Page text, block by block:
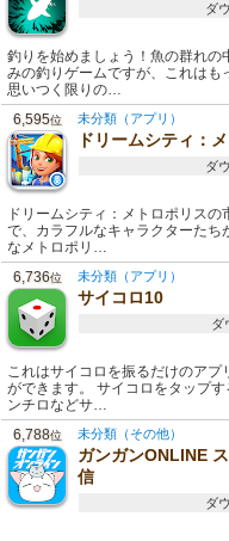
ダ
釣りを始めましょう！魚の群れの
みの釣りゲームですが、これはも
思いつく限りの…
6,595位 未分類（アプリ）
ドリームシティ：
ダ
ドリームシティ：メトロポリス
で、カラフルなキャラクターた
なメトロポリ…
6,736位 未分類（アプリ）
サイコロ10
ダ
これはサイコロを振るだけのアプ
ができます。 サイコロをタップ
ンチロなどサ…
6,788位 未分類（その他）
ガンガンONLINE
信
ダ